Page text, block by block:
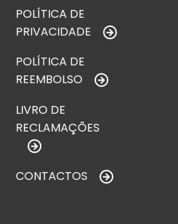
POLÍTICA DE
PRIVACIDADE
POLÍTICA DE
REEMBOLSO
LIVRO DE
RECLAMAÇÕES
CONTACTOS